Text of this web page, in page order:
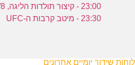
23:00 - קיצור תולדות הליגה, 97/8
23:30 - מיטב קרבות ה-UFC
לוחות שידור יומיים אחרונים